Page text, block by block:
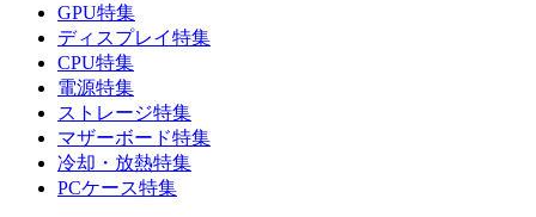
GPU特集
ディスプレイ特集
CPU特集
電源特集
ストレージ特集
マザーボード特集
冷却・放熱特集
PCケース特集